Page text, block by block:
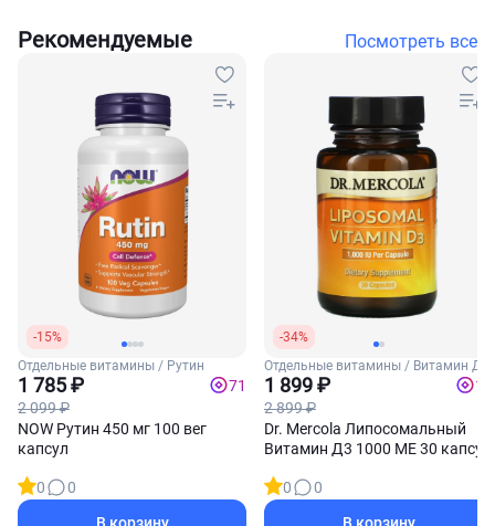
Рекомендуемые Посмотреть все
-15%
Отдельные витамины / Рутин
1 785 ₽
2 099 ₽
71
NOW Рутин 450 мг 100 вег
капсул
0
0
-34%
Отдельные витамины / Витамин Д3
1 899 ₽
2 899 ₽
19
Dr. Mercola Липосомальный
Витамин Д3 1000 МЕ 30 капсул
0
0